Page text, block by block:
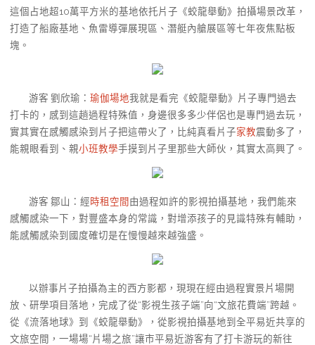
這個占地超10萬平方米的基地依托片子《蛟龍舉動》拍攝場景改革，
打造了船廠基地、魚雷導彈展現區、潛艇內艙展區等七年夜焦點板
塊。
游客 劉欣瑜： 瑜伽場地我就是看完《蛟龍舉動》片子專門過去
打卡的，感到這趟過程特殊值，身邊很多多少伴侶也是專門過去玩，
實其實在感觸感染到片子把這帶火了，比純真看片子家教震動多了，
能親眼看到、親小班教學手摸到片子里那些大師伙，其實太高興了。
游客 鄒山：經時租空間由過程如許的影視拍攝基地，我們能來
感觸感染一下，對豐盛本身的常識，對增添孩子的見識特殊有輔助，
能感觸感染到國度確切是在慢慢越來越強盛。
以辦事片子拍攝為主的西方影都，現現在經由過程實景片場開
放、研學項目落地，完成了從“影視生孩子端”向“文旅花費端”跨越。
從《流落地球》到《蛟龍舉動》，從影視拍攝基地到全平易近共享的
文旅空間，一場場“片場之旅”讓市平易近游客有了打卡游玩的新往